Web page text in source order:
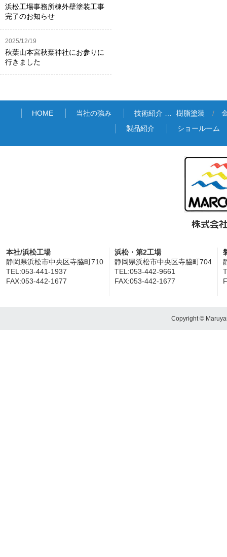
浜松工場事務所棟外壁塗装工事
完了のお知らせ
2025/12/19
秋葉山本宮秋葉神社にお参りに
行きました
HOME 当社の強み 技術紹介 … 樹脂塗装
製品紹介 ショールーム
本社/浜松工場
静岡県浜松市中央区寺脇町710
TEL:053-441-1937
FAX:053-442-1677
浜松・第2工場
静岡県浜松市中央区寺脇町704
TEL:053-442-9661
FAX:053-442-1677
Copyright ©